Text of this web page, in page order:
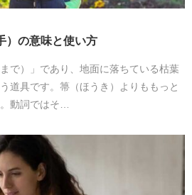
）の意味と使い方
で）」であり、地面に落ちている枯葉
道具です。箒（ほうき）よりももっと
動詞ではそ…